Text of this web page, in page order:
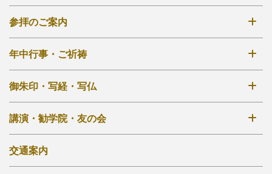
奈良時代創建
鎌倉再建
江戸再興
明治から現在
参拝のご案内
拝観時間・拝観料
境内案内図
大仏殿
法華堂（三月堂）
その他のお堂
年中行事・ご祈祷
年中行事一覧
秘仏開扉について
ご祈祷について
御朱印・写経・写仏
御朱印について
写経・写仏について
ご自宅でのお写経・写仏
講演・勧学院・友の会
講演会・催事
東大寺勧学院
外部リンク他
交通案内